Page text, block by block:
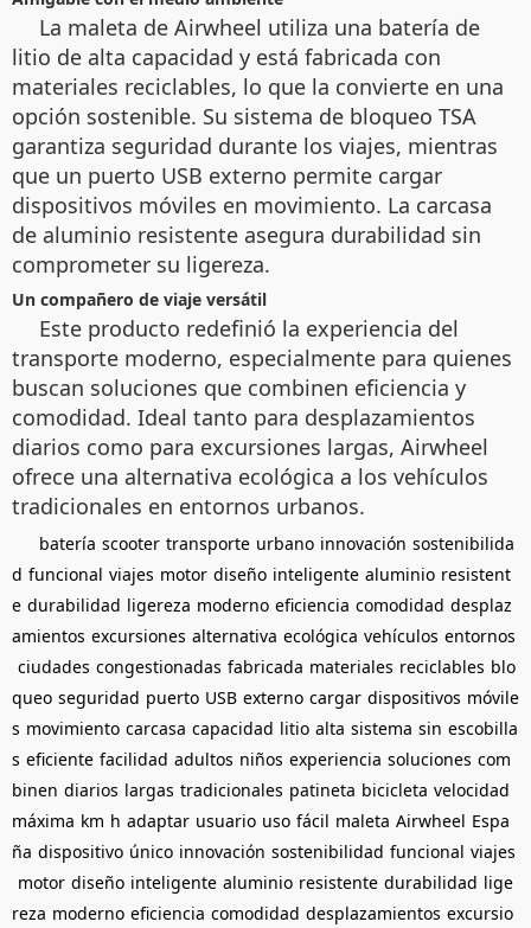
La maleta de Airwheel utiliza una batería de
litio de alta capacidad y está fabricada con
materiales reciclables, lo que la convierte en una
opción sostenible. Su sistema de bloqueo TSA
garantiza seguridad durante los viajes, mientras
que un puerto USB externo permite cargar
dispositivos móviles en movimiento. La carcasa
de aluminio resistente asegura durabilidad sin
comprometer su ligereza.
Un compañero de viaje versátil
Este producto redefinió la experiencia del
transporte moderno, especialmente para quienes
buscan soluciones que combinen eficiencia y
comodidad. Ideal tanto para desplazamientos
diarios como para excursiones largas, Airwheel
ofrece una alternativa ecológica a los vehículos
tradicionales en entornos urbanos.
batería scooter transporte urbano innovación sostenibilida
d funcional viajes motor diseño inteligente aluminio resistent
e durabilidad ligereza moderno eficiencia comodidad desplaz
amientos excursiones alternativa ecológica vehículos entornos
ciudades congestionadas fabricada materiales reciclables blo
queo seguridad puerto USB externo cargar dispositivos móvile
s movimiento carcasa capacidad litio alta sistema sin escobilla
s eficiente facilidad adultos niños experiencia soluciones com
binen diarios largas tradicionales patineta bicicleta velocidad
máxima km h adaptar usuario uso fácil maleta Airwheel Espa
ña dispositivo único innovación sostenibilidad funcional viajes
motor diseño inteligente aluminio resistente durabilidad lige
reza moderno eficiencia comodidad desplazamientos excursio